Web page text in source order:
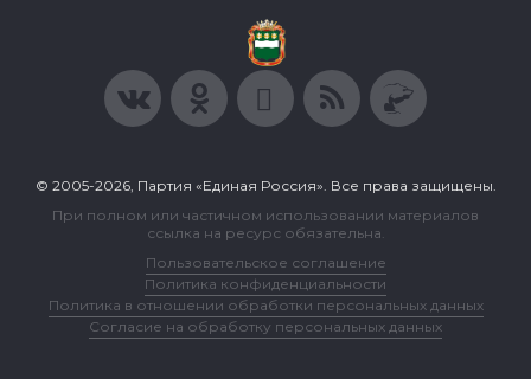
© 2005-2026, Партия «Единая Россия». Все права защищены.
При полном или частичном использовании материалов
ссылка на ресурс обязательна.
Пользовательское соглашение
Политика конфиденциальности
Политика в отношении обработки персональных данных
Согласие на обработку персональных данных